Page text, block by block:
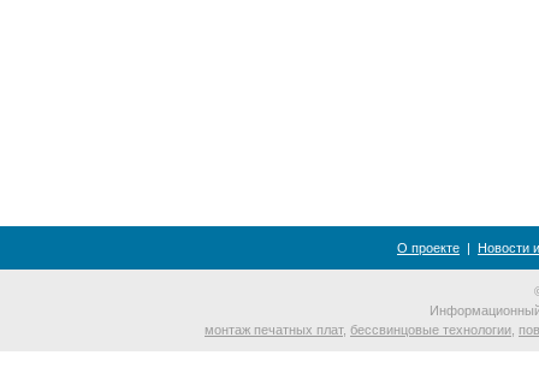
О проекте | Новости
монтаж печатных плат, бессвинцовые технологии